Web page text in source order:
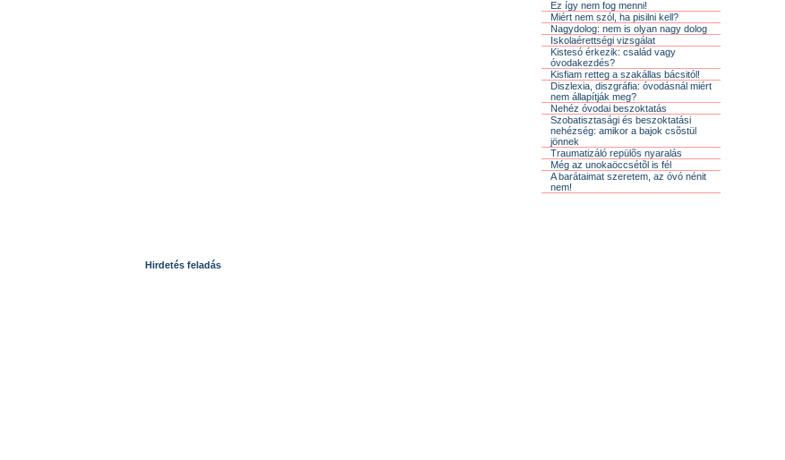
Hirdetés feladás
Ez így nem fog menni!
Miért nem szól, ha pisilni kell?
Nagydolog: nem is olyan nagy dolog
Iskolaérettségi vizsgálat
Kistesó érkezik: család vagy
óvodakezdés?
Kisfiam retteg a szakállas bácsitól!
Diszlexia, diszgráfia: óvodásnál miért
nem állapítják meg?
Nehéz óvodai beszoktatás
Szobatisztasági és beszoktatási
nehézség: amikor a bajok csõstül
jönnek
Traumatizáló repülõs nyaralás
Még az unokaöccsétõl is fél
A barátaimat szeretem, az óvó nénit
nem!